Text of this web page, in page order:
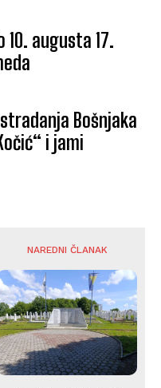
10. augusta 17.
Bošnjaka
i jami
NAREDNI ČLANAK